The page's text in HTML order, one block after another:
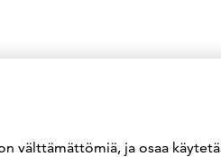
välttämättömiä, ja osaa